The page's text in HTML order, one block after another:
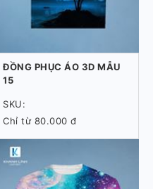
ĐỒNG PHỤC ÁO 3D MẪU
15
SKU:
Chỉ từ 80.000 đ